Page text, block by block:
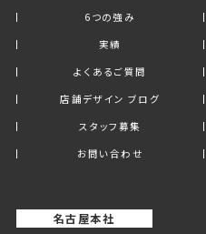
6つの強み
実績
よくあるご質問
店舗デザイン ブログ
スタッフ募集
お問い合わせ
名古屋本社